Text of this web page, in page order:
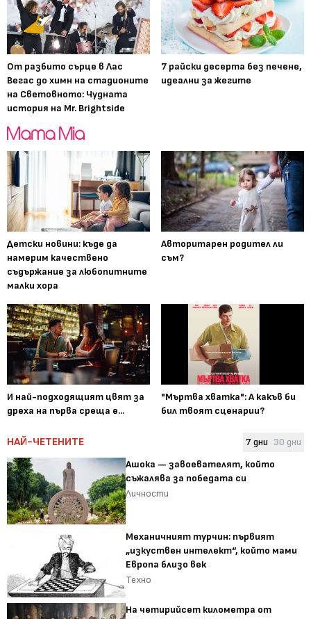
От разбито сърце в Лас
Вегас до химн на стадионите
на Световното: Чудната
история на Mr. Brightside
7 райски десерта без печене,
идеални за жегите
Детски новини: къде да
намерим качествено
съдържание за любопитните
малки хора
Авторитарен родител ли
съм?
И най-подходящият цвят за
дреха на първа среща е...
"Мъртва хватка": А какъв би
бил твоят сценарии?
НАЙ-ЧЕТЕНИТЕ 7 дни 30 дни
Ашока — завоевателят, който
съжалява за победата си
Личности
Механичният турчин: първият
„изкуствен интелект“, който мами
Европа близо век
Техно
На четирийсет километра от